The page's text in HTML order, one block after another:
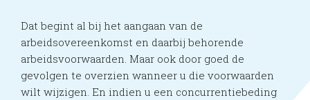
Dat begint al bij het aangaan van de
arbeidsovereenkomst en daarbij behorende
arbeidsvoorwaarden. Maar ook door goed de
gevolgen te overzien wanneer u die voorwaarden
wilt wijzigen. En indien u een concurrentiebeding